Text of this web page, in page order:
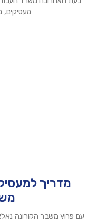
מעסיקים,
מדריך
עם פרוץ משבר הקורונה